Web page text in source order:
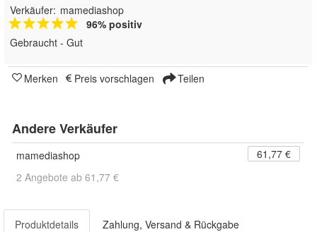
Verkäufer: mamediashop
96% positiv
Gebraucht - Gut
Merken Preis vorschlagen Teilen
Andere Verkäufer
mamediashop
61,77 €
2 Angebote ab 61,77 €
Produktdetails Zahlung, Versand & Rückgabe